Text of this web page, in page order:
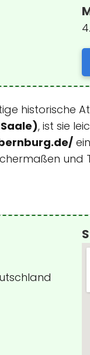
historische
, ist sie
und